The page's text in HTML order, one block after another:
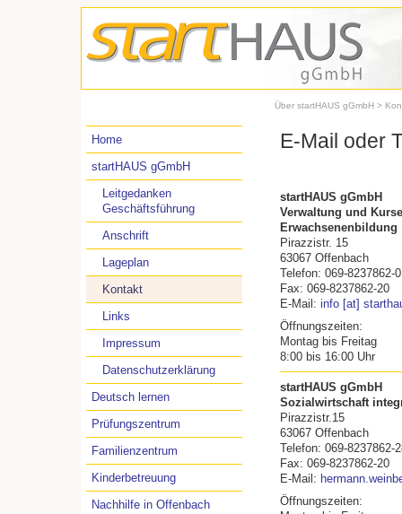
Über startHAUS gGmbH >
Home
startHAUS gGmbH
Leitgedanken
Geschäftsführung
Anschrift
Lageplan
Kontakt
Links
Impressum
Datenschutzerklärung
Deutsch lernen
Prüfungszentrum
Familienzentrum
Kinderbetreuung
Nachhilfe in Offenbach
E-Mail oder
startHAUS gGmbH
Verwaltung und Kurse
Erwachsenenbildung
Pirazzistr. 15
63067 Offenbach
Telefon: 069-8237862-0
Fax: 069-8237862-20
E-Mail: info [at]
Öffnungszeiten:
Montag bis Freitag
8:00 bis 16:00 Uhr
startHAUS gGmbH
Sozialwirtschaft
Pirazzistr.15
63067 Offenbach
Telefon: 069-8237862-
Fax: 069-8237862-20
E-Mail:
Öffnungszeiten: